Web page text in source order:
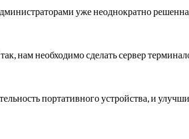
уже неоднократно
нам необходимо сделать сервер
портативного устройства, и